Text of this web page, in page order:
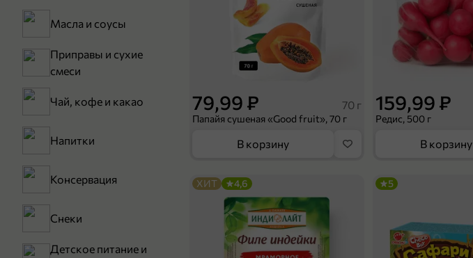
Масла и соусы
Приправы и сухие
смеси
Чай, кофе и какао
Напитки
Консервация
Снеки
Детское питание и
79,99 ₽ 70 г
Папайя сушеная «Good fruit», 70 г
В корзину
159,99 ₽
Редис, 500 г
В корзину
ХИТ 4,6 5